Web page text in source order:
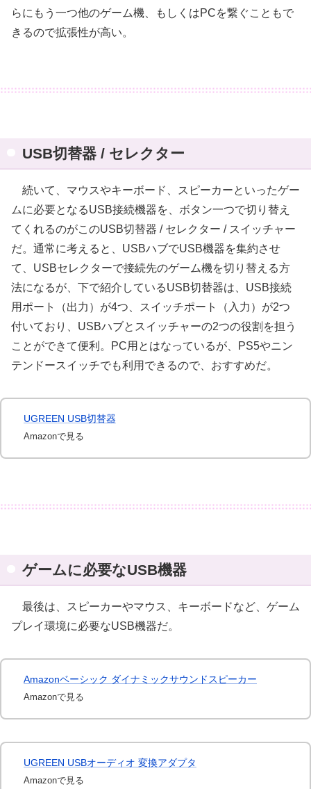
らにもう一つ他のゲーム機、もしくはPCを繋ぐこともで
きるので拡張性が高い。
USB切替器 / セレクター
続いて、マウスやキーボード、スピーカーといったゲー
ムに必要となるUSB接続機器を、ボタン一つで切り替え
てくれるのがこのUSB切替器 / セレクター / スイッチャー
だ。通常に考えると、USBハブでUSB機器を集約させ
て、USBセレクターで接続先のゲーム機を切り替える方
法になるが、下で紹介しているUSB切替器は、USB接続
用ポート（出力）が4つ、スイッチポート（入力）が2つ
付いており、USBハブとスイッチャーの2つの役割を担う
ことができて便利。PC用とはなっているが、PS5やニン
テンドースイッチでも利用できるので、おすすめだ。
UGREEN USB切替器
Amazonで見る
ゲームに必要なUSB機器
最後は、スピーカーやマウス、キーボードなど、ゲーム
プレイ環境に必要なUSB機器だ。
Amazonベーシック ダイナミックサウンドスピーカー
Amazonで見る
UGREEN USBオーディオ 変換アダプタ
Amazonで見る